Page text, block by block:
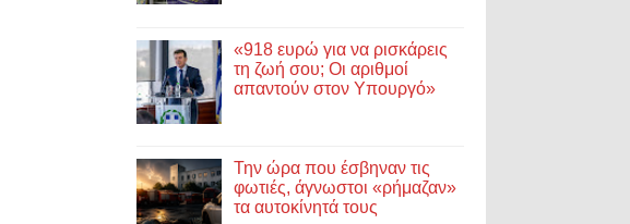
«918 ευρώ για να ρισκάρεις
τη ζωή σου; Οι αριθμοί
απαντούν στον Υπουργό»
Την ώρα που έσβηναν τις
φωτιές, άγνωστοι «ρήμαζαν»
τα αυτοκίνητά τους